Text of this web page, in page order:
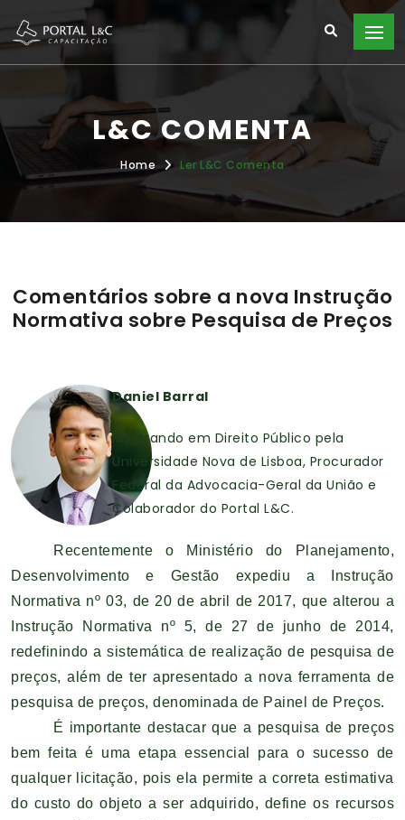
L&C COMENTA
Home Ler L&C Comenta
Comentários sobre a nova Instrução
Normativa sobre Pesquisa de Preços
Daniel Barral
Mestrando em Direito Público pela
Universidade Nova de Lisboa, Procurador
Federal da Advocacia-Geral da União e
Colaborador do Portal L&C.
Recentemente o Ministério do Planejamento,
Desenvolvimento e Gestão expediu a Instrução
Normativa nº 03, de 20 de abril de 2017, que alterou a
Instrução Normativa nº 5, de 27 de junho de 2014,
redefinindo a sistemática de realização de pesquisa de
preços, além de ter apresentado a nova ferramenta de
pesquisa de preços, denominada de Painel de Preços.
É importante destacar que a pesquisa de preços
bem feita é uma etapa essencial para o sucesso de
qualquer licitação, pois ela permite a correta estimativa
do custo do objeto a ser adquirido, define os recursos